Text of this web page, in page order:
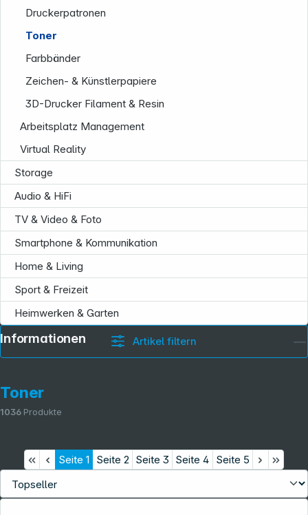
Druckerpatronen
Toner
Farbbänder
Zeichen- & Künstlerpapiere
3D-Drucker Filament & Resin
Arbeitsplatz Management
Virtual Reality
Storage
Audio & HiFi
TV & Video & Foto
Smartphone & Kommunikation
Home & Living
Sport & Freizeit
Heimwerken & Garten
Artikel filtern
Toner
1036 Produkte
Seite 1 Seite 2 Seite 3 Seite 4 Seite 5
Informationen